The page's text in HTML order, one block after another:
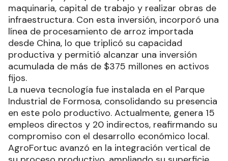
maquinaria, capital de trabajo y realizar obras de
infraestructura. Con esta inversión, incorporó una
línea de procesamiento de arroz importada
desde China, lo que triplicó su capacidad
productiva y permitió alcanzar una inversión
acumulada de más de $375 millones en activos
fijos.
La nueva tecnología fue instalada en el Parque
Industrial de Formosa, consolidando su presencia
en este polo productivo. Actualmente, genera 15
empleos directos y 20 indirectos, reafirmando su
compromiso con el desarrollo económico local.
AgroFortuc avanzó en la integración vertical de